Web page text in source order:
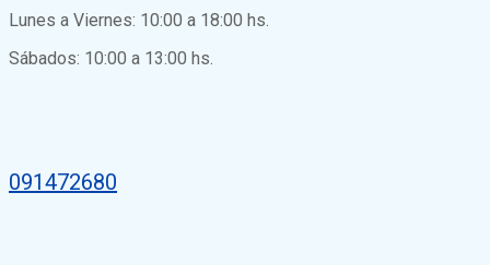
Lunes a Viernes: 10:00 a 18:00 hs.
Sábados: 10:00 a 13:00 hs.
091472680